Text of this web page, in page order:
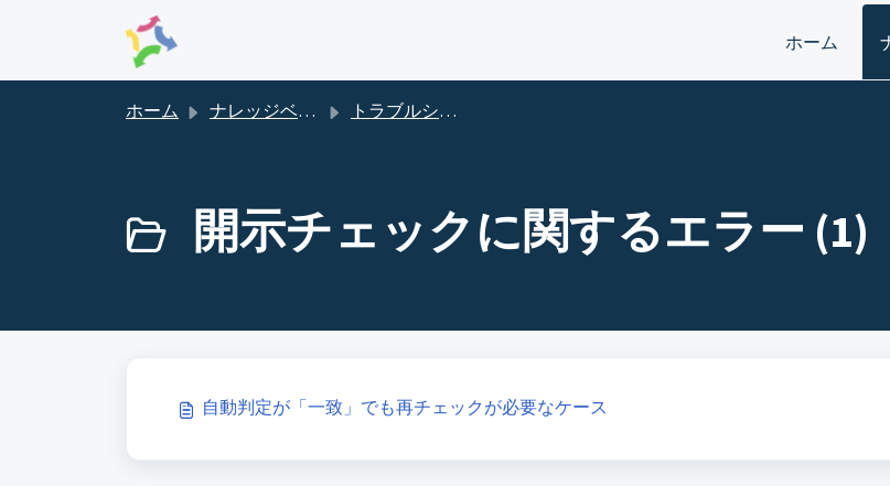
メインコンテンツに移動
ホーム
ホーム ナレッジベース トラブルシューティング
開示チェックに関するエラー (1)
自動判定が「一致」でも再チェックが必要なケース